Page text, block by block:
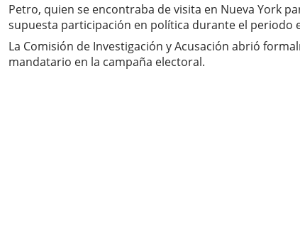
Petro, quien se encontraba de visita en Nueva York
supuesta participación en política durante el periodo
La Comisión de Investigación y Acusación abrió
mandatario en la campaña electoral.